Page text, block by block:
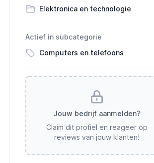
Elektronica en technologie
Actief in subcategorie
Computers en telefoons
Jouw bedrijf aanmelden?
Claim dit profiel en reageer op
reviews van jouw klanten!